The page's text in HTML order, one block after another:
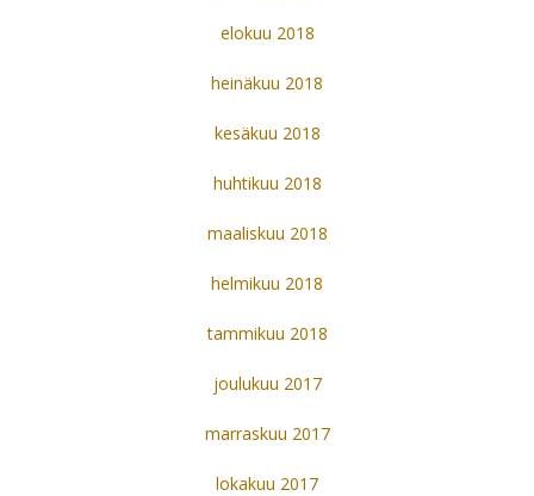
elokuu 2018
heinäkuu 2018
kesäkuu 2018
huhtikuu 2018
maaliskuu 2018
helmikuu 2018
tammikuu 2018
joulukuu 2017
marraskuu 2017
lokakuu 2017